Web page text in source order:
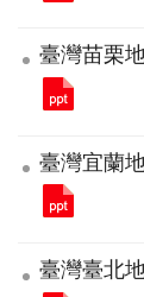
臺灣苗栗
臺灣宜蘭
臺灣臺北